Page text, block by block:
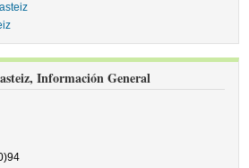
Información General